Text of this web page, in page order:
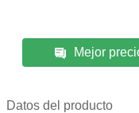
Mejor
Datos del producto